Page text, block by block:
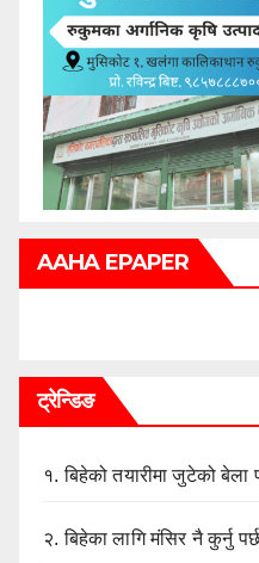
AAHA EPAPER
ट्रेन्डिङ
१.बिहेको तयारीमा जुटेको बेला
२.बिहेका लागि मंसिर नै कुर्नु